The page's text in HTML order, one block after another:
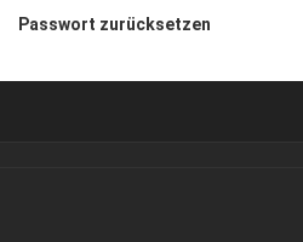
Passwort zurücksetzen